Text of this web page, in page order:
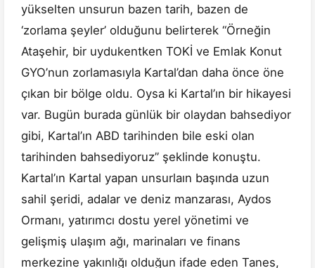
yükselten unsurun bazen tarih, bazen de
‘zorlama şeyler’ olduğunu belirterek “Örneğin
Ataşehir, bir uydukentken TOKİ ve Emlak Konut
GYO’nun zorlamasıyla Kartal’dan daha önce öne
çıkan bir bölge oldu. Oysa ki Kartal’ın bir hikayesi
var. Bugün burada günlük bir olaydan bahsediyor
gibi, Kartal’ın ABD tarihinden bile eski olan
tarihinden bahsediyoruz” şeklinde konuştu.
Kartal’ın Kartal yapan unsurlaın başında uzun
sahil şeridi, adalar ve deniz manzarası, Aydos
Ormanı, yatırımcı dostu yerel yönetimi ve
gelişmiş ulaşım ağı, marinaları ve finans
merkezine yakınlığı olduğun ifade eden Tanes,